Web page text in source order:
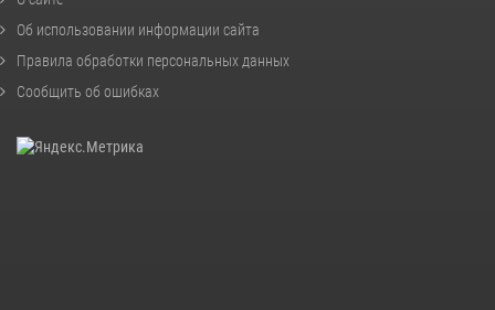
Об использовании информации сайта
Правила обработки персональных данных
Сообщить об ошибках